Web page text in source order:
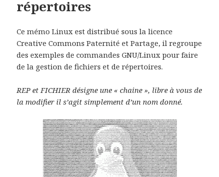
répertoires
Ce mémo Linux est distribué sous la licence
Creative Commons Paternité et Partage, il regroupe
des exemples de commandes GNU/Linux pour faire
de la gestion de fichiers et de répertoires.
REP et FICHIER désigne une « chaine », libre à vous de
la modifier il s’agit simplement d’un nom donné.